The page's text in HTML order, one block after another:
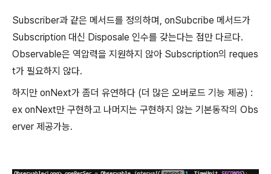
Subscriber과 같은 메서드를 정의하며, onSubcribe 메서드가
Subscription 대신 Disposale 인수를 갖는다는 점만 다르다.
Observable은 역압력을 지원하지 않아 Subscription의 reques
t가 필요하지 않다.
하지만 onNext가 좀더 유연하다 (더 많은 오버로드 기능 제공) :
ex onNext만 구현하고 나머지는 구현하지 않는 기본동작의 Obs
erver 제공가능.